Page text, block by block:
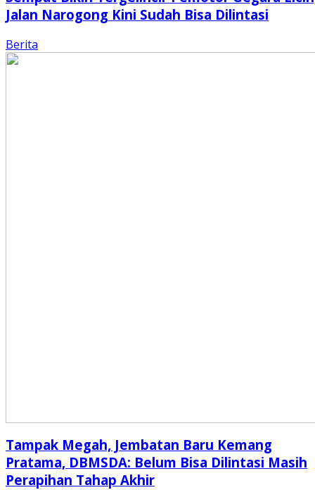
Jalan Narogong Kini Sudah Bisa Dilintasi
Berita
Tampak Megah, Jembatan Baru Kemang
Pratama, DBMSDA: Belum Bisa Dilintasi Masih
Perapihan Tahap Akhir